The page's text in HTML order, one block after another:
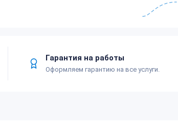
Гарантия на работы
Оформляем гарантию на все услуги.